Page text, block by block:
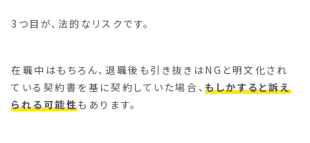
3つ目が、法的なリスクです。
在職中はもちろん、退職後も引き抜きはNGと明文化され
ている契約書を基に契約していた場合、もしかすると訴え
られる可能性もあります。